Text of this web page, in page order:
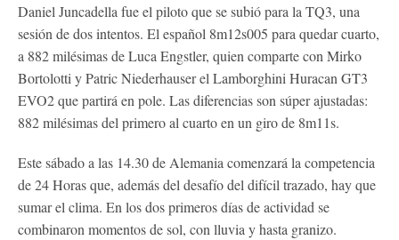
Daniel Juncadella fue el piloto que se subió para la TQ3, una
sesión de dos intentos. El español 8m12s005 para quedar cuarto,
a 882 milésimas de Luca Engstler, quien comparte con Mirko
Bortolotti y Patric Niederhauser el Lamborghini Huracan GT3
EVO2 que partirá en pole. Las diferencias son súper ajustadas:
882 milésimas del primero al cuarto en un giro de 8m11s.
Este sábado a las 14.30 de Alemania comenzará la competencia
de 24 Horas que, además del desafío del difícil trazado, hay que
sumar el clima. En los dos primeros días de actividad se
combinaron momentos de sol, con lluvia y hasta granizo.